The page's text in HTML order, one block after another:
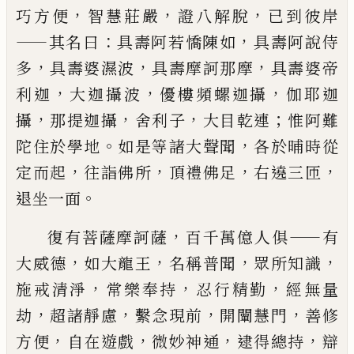
巧方便 ， 智慧莊嚴 ，證八解脫 ， 已到彼岸
——其名曰 ：具壽阿若憍陳如 ，具壽阿說侍
多 ，具壽婆濕波 ，具壽摩訶那摩 ， 具壽婆帝
利迦 ， 大迦攝波 ，優樓頻螺迦攝 ， 伽耶迦
攝 ， 那提迦攝 ， 舍利子 ， 大目乾連 ； 惟阿難
陀住於學地 。 如是等諸大聲聞 ，各於晡時從
定而起 ， 往詣佛所 ， 頂禮佛足 ，右遶三匝 ，
退坐一面 。
復有菩薩摩訶薩 ， 百千萬億人俱——有
大威德 ， 如大龍王 ， 名稱普聞 ， 眾所知識 ，
施戒清淨 ， 常樂奉持 ， 忍行精勤 ， 經無量
劫 ， 超諸靜慮 ， 繫念現前 ， 開闡慧門 ， 善修
方便 ， 自在遊戲 ， 微妙神通 ， 逮得總持 ， 辯